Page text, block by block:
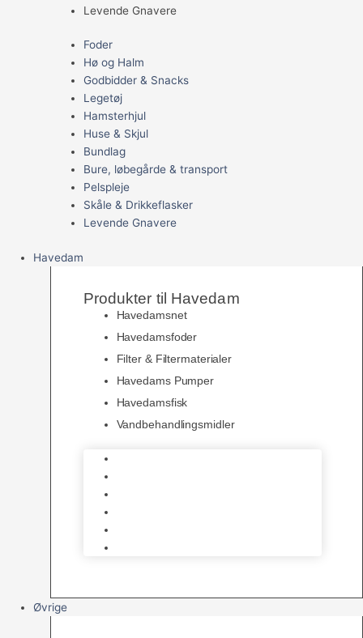
Levende Gnavere
Foder
Hø og Halm
Godbidder & Snacks
Legetøj
Hamsterhjul
Huse & Skjul
Bundlag
Bure, løbegårde & transport
Pelspleje
Skåle & Drikkeflasker
Levende Gnavere
Havedam
Produkter til Havedam
Havedamsnet
Havedamsfoder
Filter & Filtermaterialer
Havedams Pumper
Havedamsfisk
Vandbehandlingsmidler
Øvrige